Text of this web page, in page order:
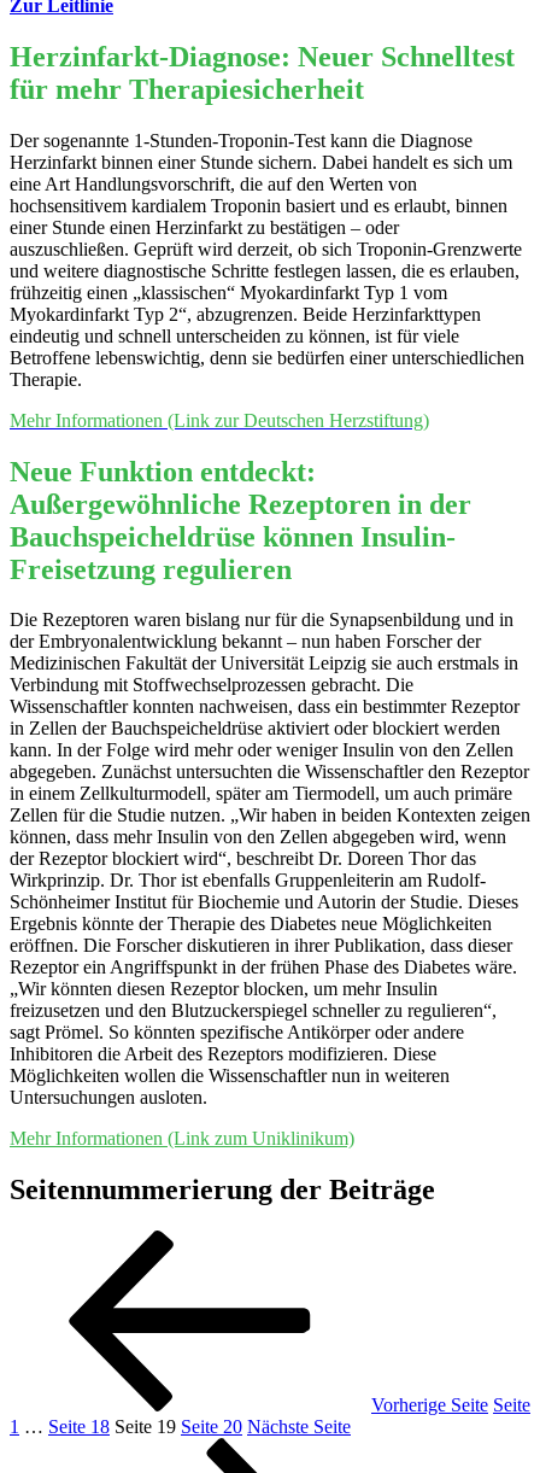
Zur Leitlinie
Herzinfarkt-Diagnose: Neuer Schnelltest
für mehr Therapiesicherheit
Der sogenannte 1-Stunden-Troponin-Test kann die Diagnose
Herzinfarkt binnen einer Stunde sichern. Dabei handelt es sich um
eine Art Handlungsvorschrift, die auf den Werten von
hochsensitivem kardialem Troponin basiert und es erlaubt, binnen
einer Stunde einen Herzinfarkt zu bestätigen – oder
auszuschließen. Geprüft wird derzeit, ob sich Troponin-Grenzwerte
und weitere diagnostische Schritte festlegen lassen, die es erlauben,
frühzeitig einen „klassischen“ Myokardinfarkt Typ 1 vom
Myokardinfarkt Typ 2“, abzugrenzen. Beide Herzinfarkttypen
eindeutig und schnell unterscheiden zu können, ist für viele
Betroffene lebenswichtig, denn sie bedürfen einer unterschiedlichen
Therapie.
Mehr Informationen (Link zur Deutschen Herzstiftung)
Neue Funktion entdeckt:
Außergewöhnliche Rezeptoren in der
Bauchspeicheldrüse können Insulin-
Freisetzung regulieren
Die Rezeptoren waren bislang nur für die Synapsenbildung und in
der Embryonalentwicklung bekannt – nun haben Forscher der
Medizinischen Fakultät der Universität Leipzig sie auch erstmals in
Verbindung mit Stoffwechselprozessen gebracht. Die
Wissenschaftler konnten nachweisen, dass ein bestimmter Rezeptor
in Zellen der Bauchspeicheldrüse aktiviert oder blockiert werden
kann. In der Folge wird mehr oder weniger Insulin von den Zellen
abgegeben. Zunächst untersuchten die Wissenschaftler den Rezeptor
in einem Zellkulturmodell, später am Tiermodell, um auch primäre
Zellen für die Studie nutzen. „Wir haben in beiden Kontexten zeigen
können, dass mehr Insulin von den Zellen abgegeben wird, wenn
der Rezeptor blockiert wird“, beschreibt Dr. Doreen Thor das
Wirkprinzip. Dr. Thor ist ebenfalls Gruppenleiterin am Rudolf-
Schönheimer Institut für Biochemie und Autorin der Studie. Dieses
Ergebnis könnte der Therapie des Diabetes neue Möglichkeiten
eröffnen. Die Forscher diskutieren in ihrer Publikation, dass dieser
Rezeptor ein Angriffspunkt in der frühen Phase des Diabetes wäre.
„Wir könnten diesen Rezeptor blocken, um mehr Insulin
freizusetzen und den Blutzuckerspiegel schneller zu regulieren“,
sagt Prömel. So könnten spezifische Antikörper oder andere
Inhibitoren die Arbeit des Rezeptors modifizieren. Diese
Möglichkeiten wollen die Wissenschaftler nun in weiteren
Untersuchungen ausloten.
Mehr Informationen (Link zum Uniklinikum)
Seitennummerierung der Beiträge
Vorherige Seite Seite
1 … Seite 18 Seite 19 Seite 20 Nächste Seite